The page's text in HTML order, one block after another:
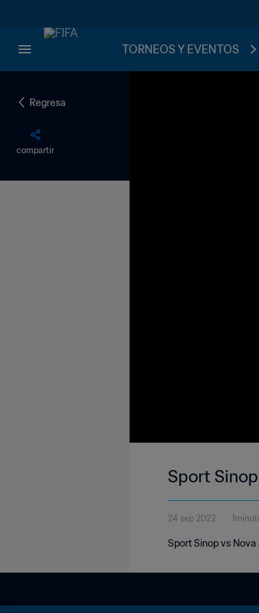
TORNEOS Y EVENTOS
Regresa
compartir
Sport
24 sep 2022
Sport Sinop vs